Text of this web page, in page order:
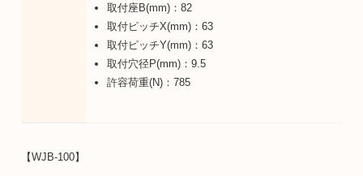
取付座B(mm)：82
取付ピッチX(mm)：63
取付ピッチY(mm)：63
取付穴径P(mm)：9.5
許容荷重(N)：785
【WJB-100】